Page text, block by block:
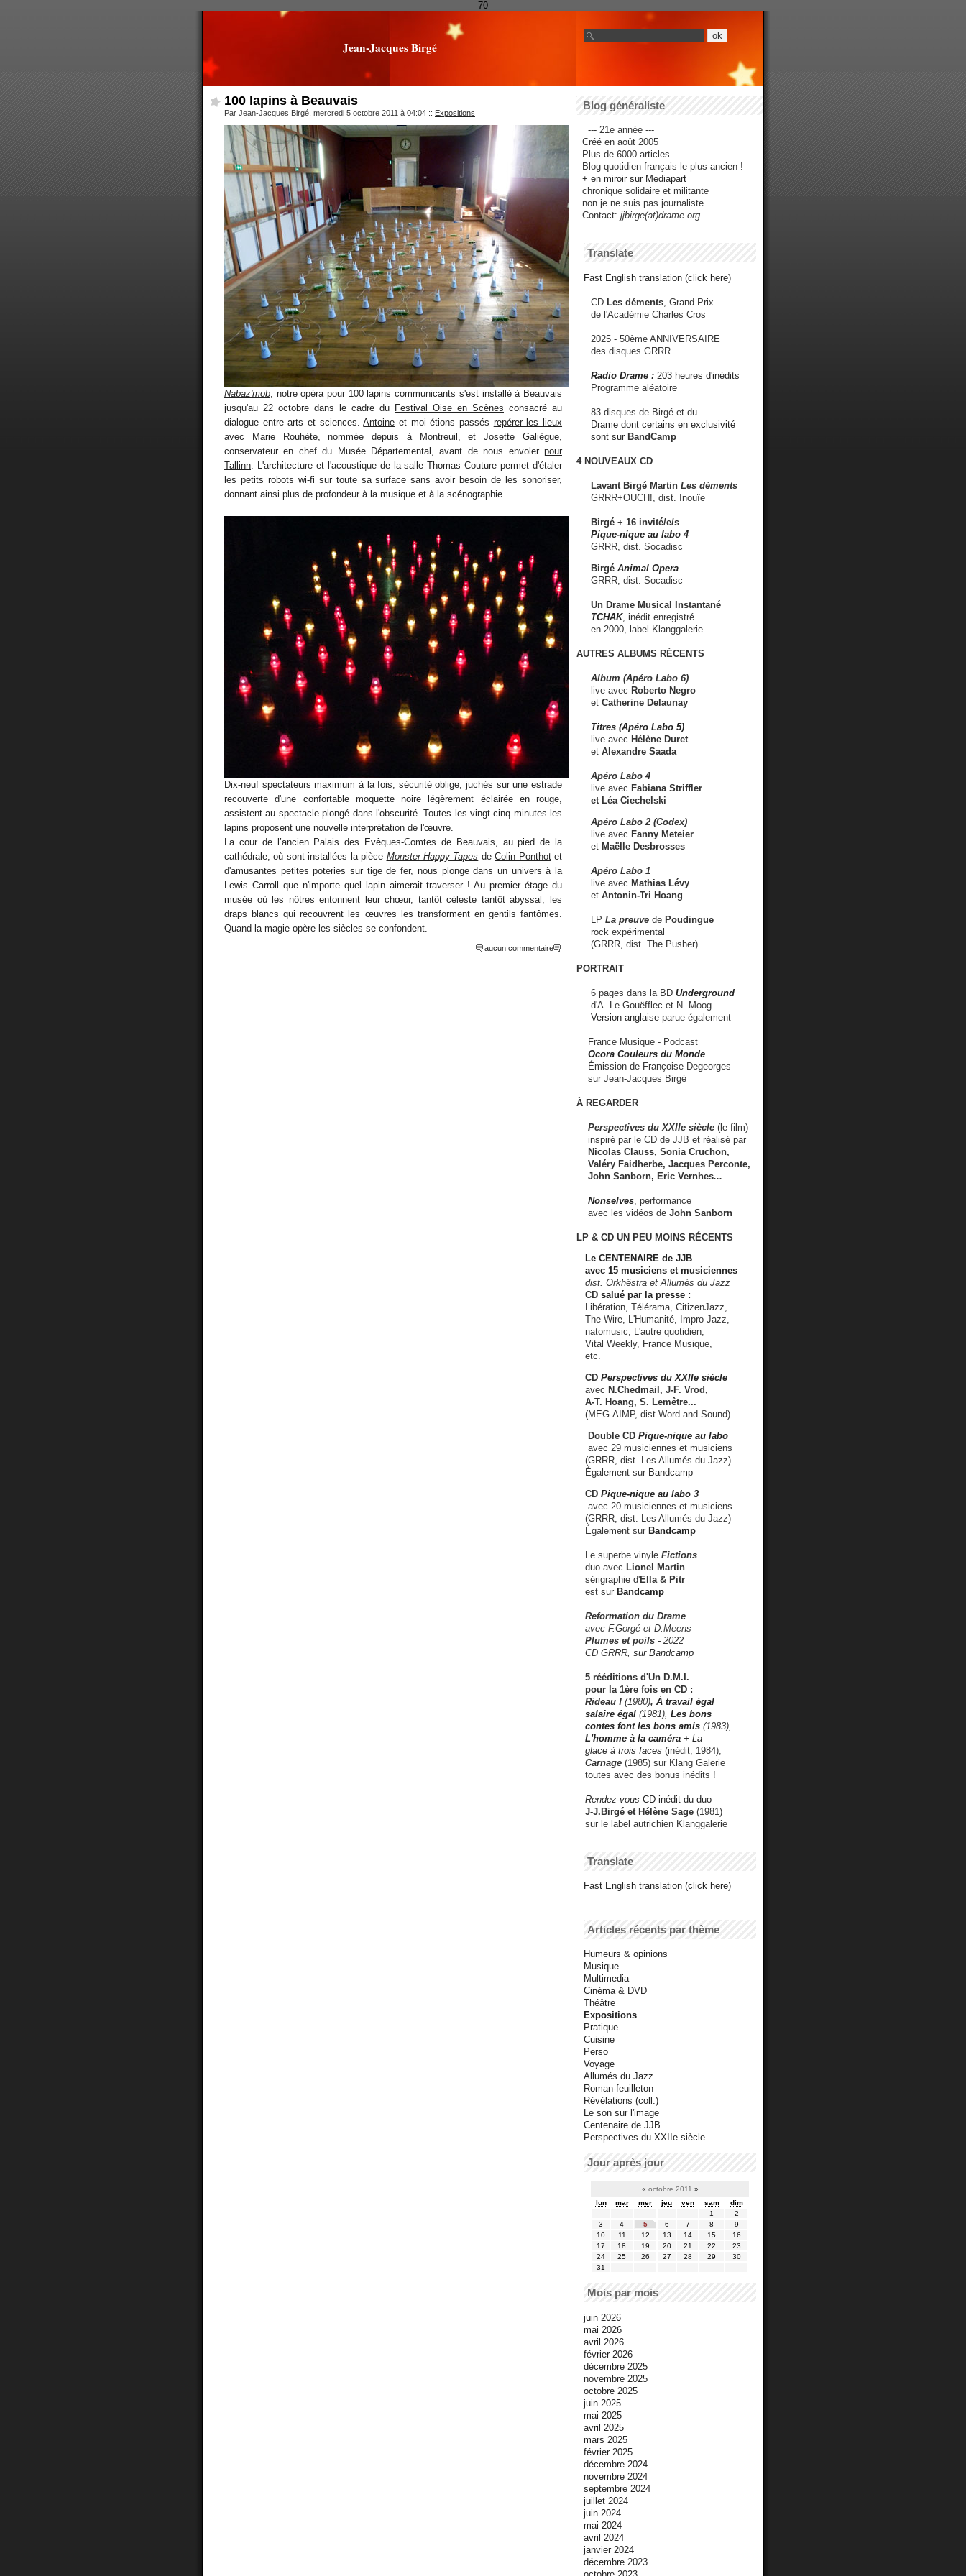
70
Jean-Jacques Birgé
100 lapins à Beauvais
Par Jean-Jacques Birgé, mercredi 5 octobre 2011 à 04:04 :: Expositions
Nabaz'mob , notre opéra pour 100 lapins communicants s'est installé à Beauvais
jusqu'au 22 octobre dans le cadre du Festival Oise en Scènes consacré au
dialogue entre arts et sciences.Antoine et moi étions passés repérer les lieux
avec Marie Rouhète, nommée depuis à Montreuil, et Josette Galiègue,
conservateur en chef du Musée Départemental, avant de nous envoler pour
Tallinn . L'architecture et l'acoustique de la salle Thomas Couture permet d'étaler
les petits robots wi-fi sur toute sa surface sans avoir besoin de les sonoriser,
donnant ainsi plus de profondeur à la musique et à la scénographie.
Dix-neuf spectateurs maximum à la fois, sécurité oblige, juchés sur une estrade
recouverte d'une confortable moquette noire légèrement éclairée en rouge,
assistent au spectacle plongé dans l'obscurité. Toutes les vingt-cinq minutes les
lapins proposent une nouvelle interprétation de l'œuvre.
La cour de l’ancien Palais des Evêques-Comtes de Beauvais, au pied de la
cathédrale, où sont installées la pièce Monster Happy Tapes deColin Ponthotet
d'amusantes petites poteries sur tige de fer, nous plonge dans un univers à la
Lewis Carroll que n'importe quel lapin aimerait traverser ! Au premier étage du
musée où les nôtres entonnent leur chœur, tantôt céleste tantôt abyssal, les
draps blancs qui recouvrent les œuvres les transforment en gentils fantômes.
Quand la magie opère les siècles se confondent.
aucun commentaire
Blog généraliste
--- 21e année ---
Créé en août 2005
Plus de 6000 articles
Blog quotidien français le plus ancien !
+ en miroir sur Mediapart
chronique solidaire et militante
non je ne suis pas journaliste
Contact: jjbirge(at)drame.org
Translate
Fast English translation (click here)
CD Les déments , Grand Prix
de l'Académie Charles Cros
2025 - 50ème ANNIVERSAIRE
des disques GRRR
Radio Drame : 203 heures d'inédits
Programme aléatoire
83 disques de Birgé et du
Drame dont certains en exclusivité
sont sur BandCamp
4 NOUVEAUX CD
Lavant Birgé Martin Les déments
GRRR+OUCH!, dist. Inouïe
Birgé + 16 invité/e/s
Pique-nique au labo 4
GRRR, dist. Socadisc
Birgé Animal Opera
GRRR, dist. Socadisc
Un Drame Musical Instantané
TCHAK, inédit enregistré
en 2000, label Klanggalerie
AUTRES ALBUMS RÉCENTS
Album (Apéro Labo 6)
live avec Roberto Negro
et Catherine Delaunay
Titres (Apéro Labo 5)
live avec Hélène Duret
et Alexandre Saada
Apéro Labo 4
live avec Fabiana Striffler
et Léa Ciechelski
Apéro Labo 2 (Codex)
live avec Fanny Meteier
et Maëlle Desbrosses
Apéro Labo 1
live avec Mathias Lévy
et Antonin-Tri Hoang
LP La preuve de Poudingue
rock expérimental
(GRRR, dist. The Pusher)
PORTRAIT
6 pages dans la BD Underground
d'A. Le Gouëfflec et N. Moog
Version anglaise parue également
France Musique - Podcast
Ocora Couleurs du Monde
Émission de Françoise Degeorges
sur Jean-Jacques Birgé
À REGARDER
Perspectives du XXIIe siècle (le film)
inspiré par le CD de JJB et réalisé par
Nicolas Clauss, Sonia Cruchon,
Valéry Faidherbe, Jacques Perconte,
John Sanborn, Eric Vernhes...
Nonselves , performance
avec les vidéos de John Sanborn
LP & CD UN PEU MOINS RÉCENTS
Le CENTENAIRE de JJB
avec 15 musiciens et musiciennes
dist. Orkhêstra et Allumés du Jazz
CD salué par la presse :
Libération, Télérama, CitizenJazz,
The Wire, L'Humanité, Impro Jazz,
natomusic, L'autre quotidien,
Vital Weekly, France Musique,
etc.
CD Perspectives du XXIIe siècle
avec N.Chedmail, J-F. Vrod,
A-T. Hoang, S. Lemêtre...
(MEG-AIMP, dist.Word and Sound)
Double CD Pique-nique au labo
avec 29 musiciennes et musiciens
(GRRR, dist. Les Allumés du Jazz)
Également sur Bandcamp
CD Pique-nique au labo 3
avec 20 musiciennes et musiciens
(GRRR, dist. Les Allumés du Jazz)
Également sur Bandcamp
Le superbe vinyle Fictions
duo avec Lionel Martin
sérigraphie d'Ella & Pitr
est sur Bandcamp
Reformation du Drame
avec F.Gorgé et D.Meens
Plumes et poils - 2022
CD GRRR, sur Bandcamp
5 rééditions d'Un D.M.I.
pour la 1ère fois en CD :
Rideau ! (1980), À travail égal
salaire égal (1981), Les bons
contes font les bons amis (1983),
L'homme à la caméra + La
glace à trois faces (inédit, 1984),
Carnage (1985) sur Klang Galerie
toutes avec des bonus inédits !
Rendez-vous CD inédit du duo
J-J.Birgé et Hélène Sage (1981)
sur le label autrichien Klanggalerie
Translate
Fast English translation (click here)
Articles récents par thème
Humeurs & opinions
Musique
Multimedia
Cinéma & DVD
Théâtre
Expositions
Pratique
Cuisine
Perso
Voyage
Allumés du Jazz
Roman-feuilleton
Révélations (coll.)
Le son sur l'image
Centenaire de JJB
Perspectives du XXIIe siècle
Jour après jour
« octobre 2011 »
lun
mar mer jeu ven sam
dim
1
2
3
4 5 6 7 8
9
10
11 12 13 14 15
16
17
18 19 20 21 22
23
24
25 26 27 28 29
30
31
Mois par mois
juin 2026
mai 2026
avril 2026
février 2026
décembre 2025
novembre 2025
octobre 2025
juin 2025
mai 2025
avril 2025
mars 2025
février 2025
décembre 2024
novembre 2024
septembre 2024
juillet 2024
juin 2024
mai 2024
avril 2024
janvier 2024
décembre 2023